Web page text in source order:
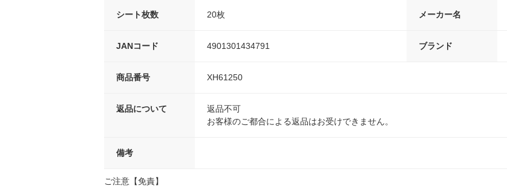
シート枚数 20枚 メーカー名
JANコード 4901301434791 ブランド
商品番号 XH61250
返品について
返品不可
お客様のご都合による返品はお受けできません。
備考
ご注意【免責】